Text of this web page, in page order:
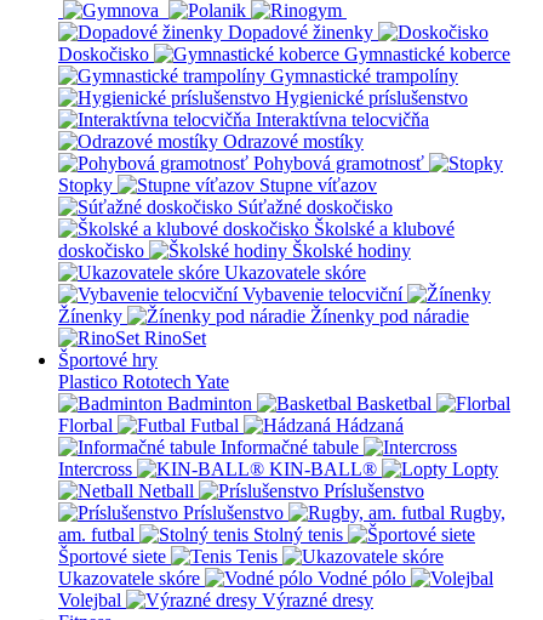
Dopadové žinenky
Doskočisko
Gymnastické koberce
Gymnastické trampolíny
Hygienické príslušenstvo
Interaktívna telocvičňa
Odrazové mostíky
Pohybová gramotnosť
Stopky
Stupne víťazov
Súťažné doskočisko
Školské a klubové
doskočisko
Školské hodiny
Ukazovatele skóre
Vybavenie telocviční
Žínenky
Žínenky pod náradie
RinoSet
Športové hry
Plastico Rototech Yate
Badminton
Basketbal
Florbal
Futbal
Hádzaná
Informačné tabule
Intercross
KIN-BALL®
Lopty
Netball
Príslušenstvo
Príslušenstvo
Rugby,
am. futbal
Stolný tenis
Športové siete
Tenis
Ukazovatele skóre
Vodné pólo
Volejbal
Výrazné dresy